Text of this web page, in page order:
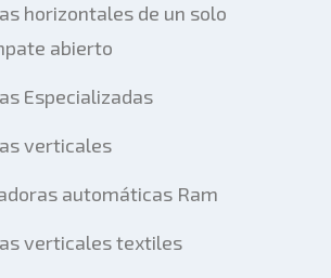
horizontales de un solo
abierto
Especializadas
verticales
automáticas Ram
verticales textiles